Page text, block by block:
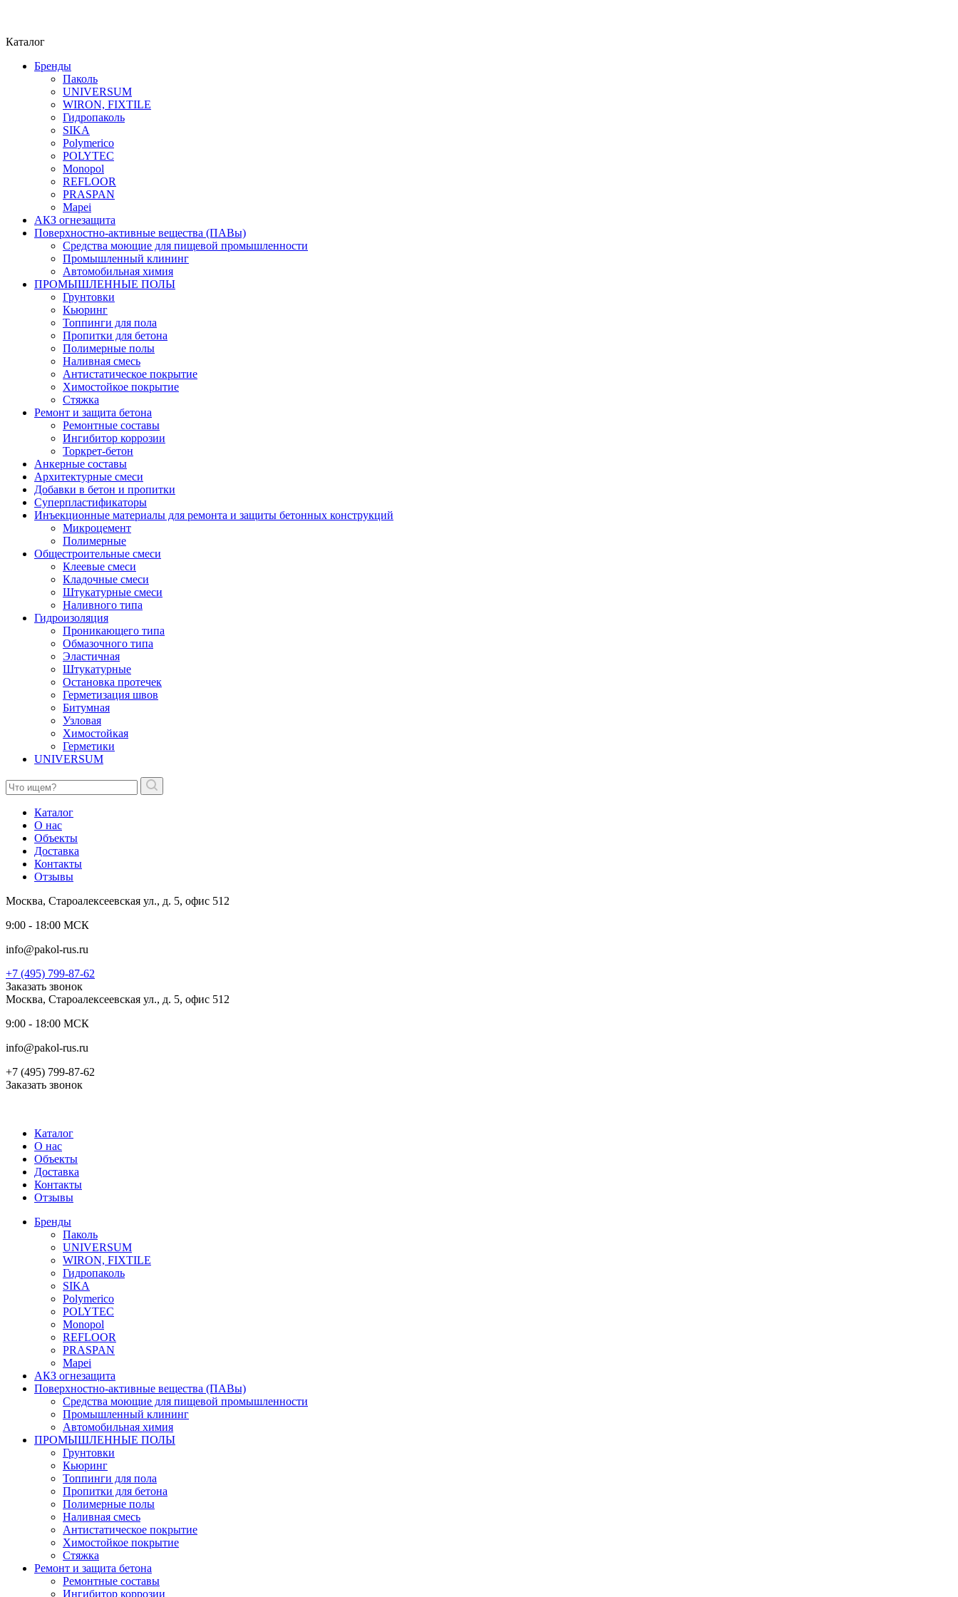
Каталог
Бренды
Паколь
UNIVERSUM
WIRON, FIXTILE
Гидропаколь
SIKA
Polymerico
POLYTEC
Monopol
REFLOOR
PRASPAN
Mapei
АКЗ огнезащита
Поверхностно-активные вещества (ПАВы)
Средства моющие для пищевой промышленности
Промышленный клининг
Автомобильная химия
ПРОМЫШЛЕННЫЕ ПОЛЫ
Грунтовки
Кьюринг
Топпинги для пола
Пропитки для бетона
Полимерные полы
Наливная смесь
Антистатическое покрытие
Химостойкое покрытие
Стяжка
Ремонт и защита бетона
Ремонтные составы
Ингибитор коррозии
Торкрет-бетон
Анкерные составы
Архитектурные смеси
Добавки в бетон и пропитки
Суперпластификаторы
Инъекционные материалы для ремонта и защиты бетонных конструкций
Микроцемент
Полимерные
Общестроительные смеси
Клеевые смеси
Кладочные смеси
Штукатурные смеси
Наливного типа
Гидроизоляция
Проникающего типа
Обмазочного типа
Эластичная
Штукатурные
Остановка протечек
Герметизация швов
Битумная
Узловая
Химостойкая
Герметики
UNIVERSUM
Каталог
О нас
Объекты
Доставка
Контакты
Отзывы
Москва, Староалексеевская ул., д. 5, офис 512
9:00 - 18:00 МСК
info@pakol-rus.ru
+7 (495) 799-87-62
Заказать звонок
Москва, Староалексеевская ул., д. 5, офис 512
9:00 - 18:00 МСК
info@pakol-rus.ru
+7 (495) 799-87-62
Заказать звонок
Каталог
О нас
Объекты
Доставка
Контакты
Отзывы
Бренды
Паколь
UNIVERSUM
WIRON, FIXTILE
Гидропаколь
SIKA
Polymerico
POLYTEC
Monopol
REFLOOR
PRASPAN
Mapei
АКЗ огнезащита
Поверхностно-активные вещества (ПАВы)
Средства моющие для пищевой промышленности
Промышленный клининг
Автомобильная химия
ПРОМЫШЛЕННЫЕ ПОЛЫ
Грунтовки
Кьюринг
Топпинги для пола
Пропитки для бетона
Полимерные полы
Наливная смесь
Антистатическое покрытие
Химостойкое покрытие
Стяжка
Ремонт и защита бетона
Ремонтные составы
Ингибитор коррозии